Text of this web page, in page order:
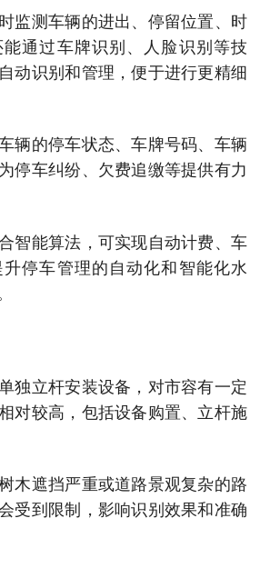
监测车辆的进出、停留位置、时
通过车牌识别、人脸识别等技
动识别和管理，便于进行更精细
辆的停车状态、车牌号码、车辆
停车纠纷、欠费追缴等提供有力
合智能算法，可实现自动计费、车
停车管理的自动化和智能化水
独立杆安装设备，对市容有一定
对较高，包括设备购置、立杆施
树木遮挡严重或道路景观复杂的路
受到限制，影响识别效果和准确